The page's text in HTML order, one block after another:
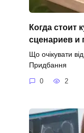
Когда стоит
сценариев и
Що очікувати
Придбання
0 2